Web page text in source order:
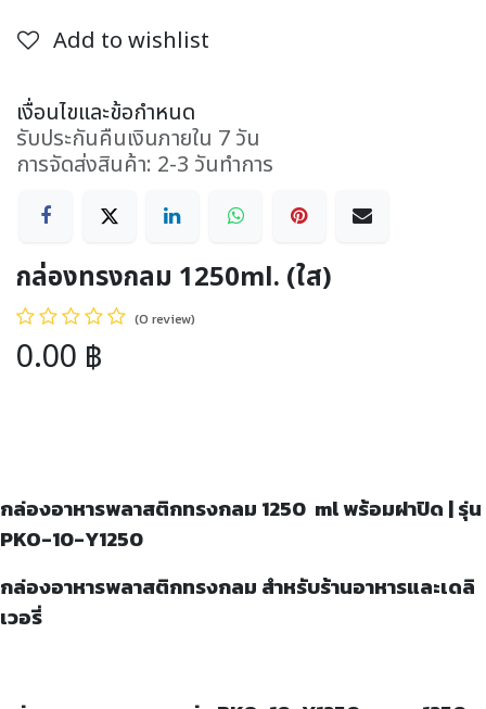
Add to wishlist
เงื่อนไขและข้อกำหนด
รับประกันคืนเงินภายใน 7 วัน
การจัดส่งสินค้า: 2-3 วันทำการ
กล่องทรงกลม 1250ml. (ใส)
(0 review)
0.00 ฿
กล่องอาหารพลาสติกทรงกลม 1250 ml พร้อมฝาปิด | รุ่น
PKO-10-Y1250
กล่องอาหารพลาสติกทรงกลม สำหรับร้านอาหารและเดลิ
เวอรี่